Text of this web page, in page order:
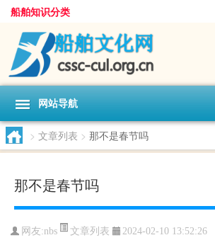
船舶知识分类
网站导航
> 文章列表 > 那不是春节吗
那不是春节吗
网友:nbs 文章列表 2024-02-10 13:52:26